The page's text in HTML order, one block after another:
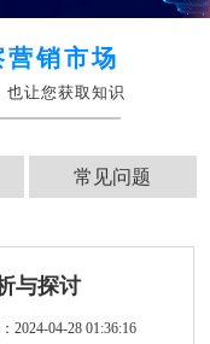
营销市场
也让您获取知识
常见问题
与探讨
2024-04-28 01:36:16